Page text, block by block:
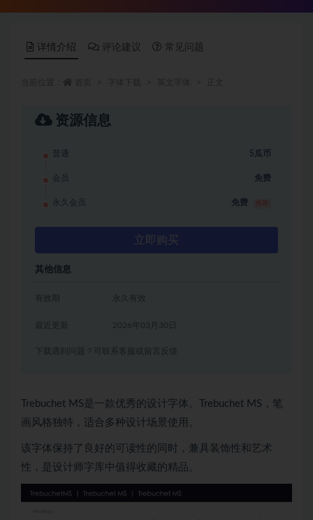
详情介绍 评论建议 常见问题
资源信息
普通 5瓜币
会员 免费
永久会员 免费
立即购买
其他信息
有效期 永久有效
2026年03月30日
下载遇到问题？可联系客服或留言反馈
Trebuchet MS是一款优秀的设计字体。Trebuchet MS，笔
画风格独特，适合多种设计场景使用。
该字体保持了良好的可读性的同时，兼具装饰性和艺术
性，是设计师字库中值得收藏的精品。